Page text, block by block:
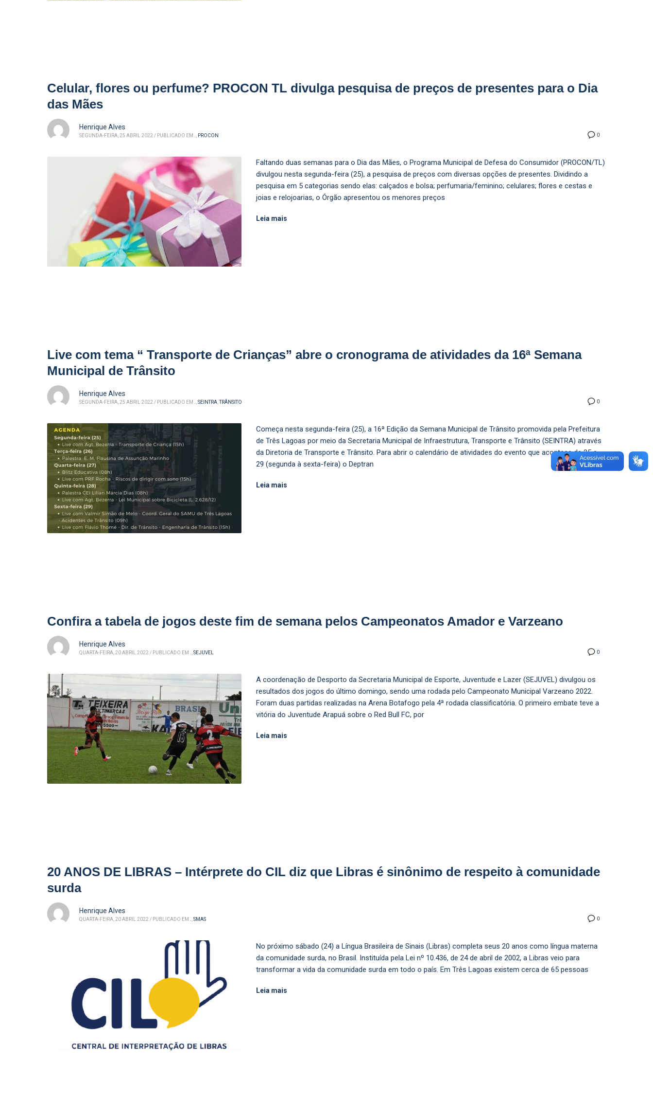
Celular, flores ou perfume? PROCON TL divulga pesquisa de preços de presentes para o Dia
das Mães
0
Henrique Alves
SEGUNDA-FEIRA, 25 ABRIL 2022 / PUBLICADO EM PROCON
Faltando duas semanas para o Dia das Mães, o Programa Municipal de Defesa do Consumidor (PROCON/TL)
divulgou nesta segunda-feira (25), a pesquisa de preços com diversas opções de presentes. Dividindo a
pesquisa em 5 categorias sendo elas: calçados e bolsa; perfumaria/feminino; celulares; flores e cestas e
joias e relojoarias, o Órgão apresentou os menores preços
Leia mais
Live com tema “ Transporte de Crianças” abre o cronograma de atividades da 16ª Semana
Municipal de Trânsito
0
Henrique Alves
SEGUNDA-FEIRA, 25 ABRIL 2022 / PUBLICADO EM SEINTRA ,TRÂNSITO
Começa nesta segunda-feira (25), a 16ª Edição da Semana Municipal de Trânsito promovida pela Prefeitura
de Três Lagoas por meio da Secretaria Municipal de Infraestrutura, Transporte e Trânsito (SEINTRA) através
da Diretoria de Transporte e Trânsito. Para abrir o calendário de atividades do evento que acontece de 25 e
29 (segunda à sexta-feira) o Deptran
Leia mais
Confira a tabela de jogos deste fim de semana pelos Campeonatos Amador e Varzeano
0
Henrique Alves
QUARTA-FEIRA, 20 ABRIL 2022 / PUBLICADO EM SEJUVEL
A coordenação de Desporto da Secretaria Municipal de Esporte, Juventude e Lazer (SEJUVEL) divulgou os
resultados dos jogos do último domingo, sendo uma rodada pelo Campeonato Municipal Varzeano 2022.
Foram duas partidas realizadas na Arena Botafogo pela 4ª rodada classificatória. O primeiro embate teve a
vitória do Juventude Arapuá sobre o Red Bull FC, por
Leia mais
20 ANOS DE LIBRAS – Intérprete do CIL diz que Libras é sinônimo de respeito à comunidade
surda
0
Henrique Alves
QUARTA-FEIRA, 20 ABRIL 2022 / PUBLICADO EM SMAS
No próximo sábado (24) a Língua Brasileira de Sinais (Libras) completa seus 20 anos como língua materna
da comunidade surda, no Brasil. Instituída pela Lei nº 10.436, de 24 de abril de 2002, a Libras veio para
transformar a vida da comunidade surda em todo o país. Em Três Lagoas existem cerca de 65 pessoas
Leia mais